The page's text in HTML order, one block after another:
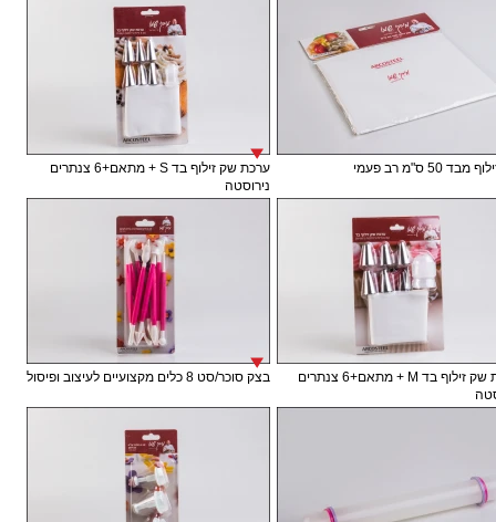
50 ס"מ רב פעמי
ערכת שק זילוף בד S + מתאם+6 צנתרים
נירוסטה
ערכת שק זילוף בד M + מתאם+6 צנתרים
בצק סוכר/סט 8 כלים מקצועיים לעיצוב ופיסול